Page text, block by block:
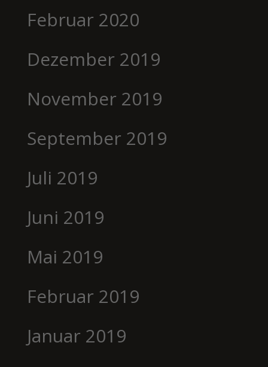
Februar 2020
Dezember 2019
November 2019
September 2019
Juli 2019
Juni 2019
Mai 2019
Februar 2019
Januar 2019